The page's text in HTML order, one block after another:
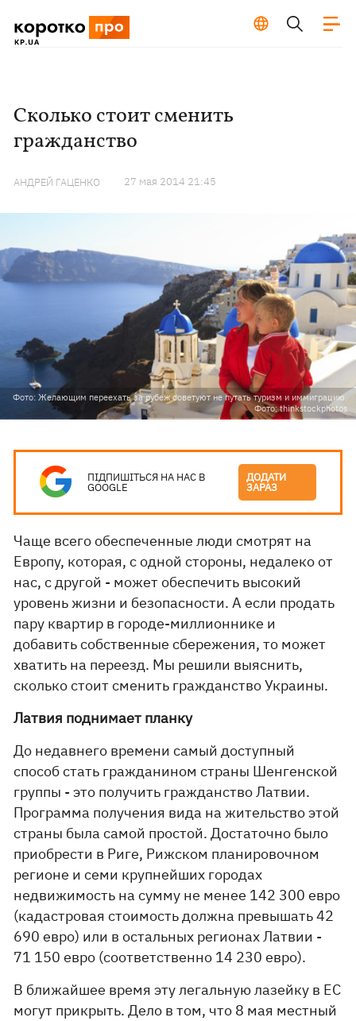
Сколько стоит сменить
гражданство
АНДРЕЙ ГАЦЕНКО 27 мая 2014 21:45
Фото: Желающим переехать за рубеж советуют не путать туризм и иммиграцию.
Фото: thinkstockphotos
ПІДПИШІТЬСЯ НА НАС В
GOOGLE
ДОДАТИ
ЗАРАЗ
Чаще всего обеспеченные люди смотрят на
Европу, которая, с одной стороны, недалеко от
нас, с другой - может обеспечить высокий
уровень жизни и безопасности. А если продать
пару квартир в городе-миллионнике и
добавить собственные сбережения, то может
хватить на переезд. Мы решили выяснить,
сколько стоит сменить гражданство Украины.
Латвия поднимает планку
До недавнего времени самый доступный
способ стать гражданином страны Шенгенской
группы - это получить гражданство Латвии.
Программа получения вида на жительство этой
страны была самой простой. Достаточно было
приобрести в Риге, Рижском планировочном
регионе и семи крупнейших городах
недвижимость на сумму не менее 142 300 евро
(кадастровая стоимость должна превышать 42
690 евро) или в остальных регионах Латвии -
71 150 евро (соответственно 14 230 евро).
В ближайшее время эту легальную лазейку в ЕС
могут прикрыть. Дело в том, что 8 мая местный